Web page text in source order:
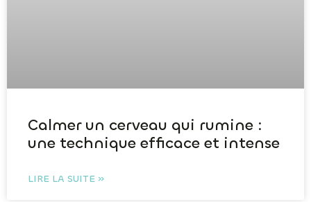
Calmer un cerveau qui rumine :
une technique efficace et intense
LIRE LA SUITE »